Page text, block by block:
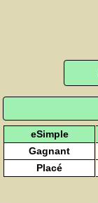
eSimple
Gagnant
Placé